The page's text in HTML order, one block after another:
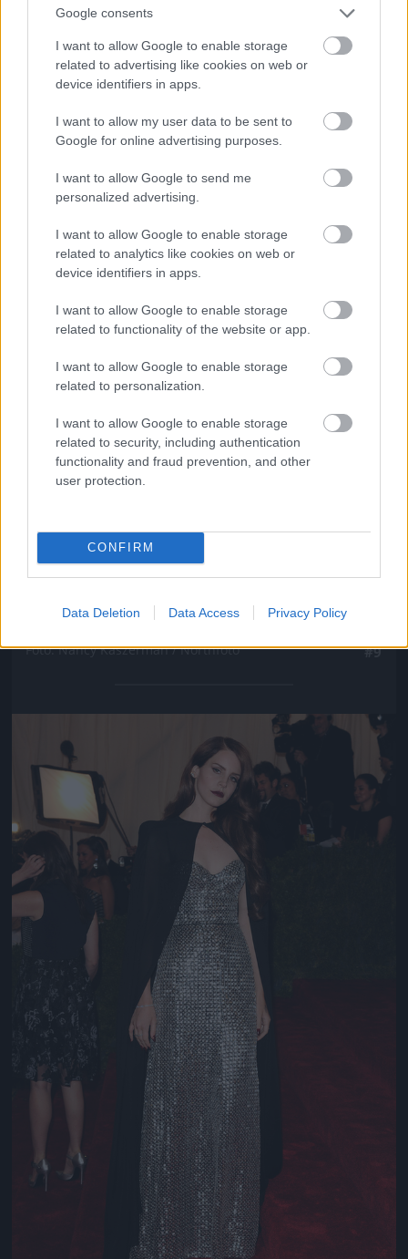
Google consents
I want to allow Google to enable storage
related to advertising like cookies on web or
device identifiers in apps.
I want to allow my user data to be sent to
Google for online advertising purposes.
I want to allow Google to send me
personalized advertising.
I want to allow Google to enable storage
related to analytics like cookies on web or
device identifiers in apps.
I want to allow Google to enable storage
related to functionality of the website or app.
I want to allow Google to enable storage
related to personalization.
I want to allow Google to enable storage
related to security, including authentication
functionality and fraud prevention, and other
user protection.
CONFIRM
Data Deletion Data Access Privacy Policy
Jön még kép!
Persze sokkal többet mutatott a hátából
Fotó: Nancy Kaszerman / Northfoto #9
Jön még kép!